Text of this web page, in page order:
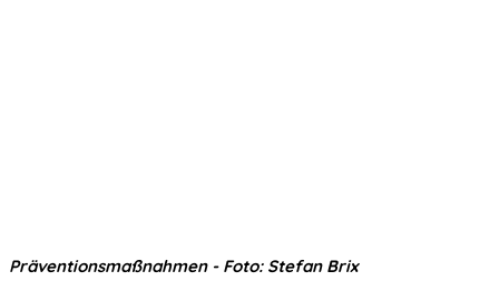
Präventionsmaßnahmen - Foto: Stefan Brix